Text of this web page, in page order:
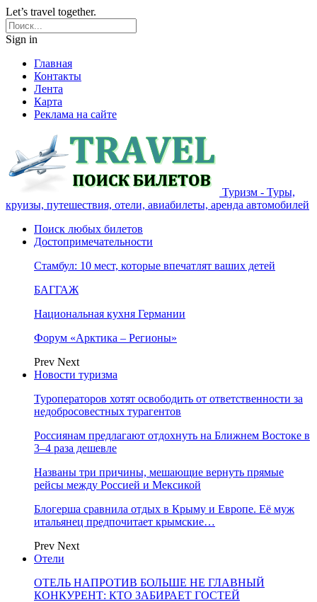
Let’s travel together.
Sign in
Главная
Контакты
Лента
Карта
Реклама на сайте
Туризм - Туры,
круизы, путешествия, отели, авиабилеты, аренда автомобилей
Поиск любых билетов
Достопримечательности
Стамбул: 10 мест, которые впечатлят ваших детей
БАГГАЖ
Национальная кухня Германии
Форум «Арктика – Регионы»
Prev Next
Новости туризма
Туроператоров хотят освободить от ответственности за
недобросовестных турагентов
Россиянам предлагают отдохнуть на Ближнем Востоке в
3–4 раза дешевле
Названы три причины, мешающие вернуть прямые
рейсы между Россией и Мексикой
Блогерша сравнила отдых в Крыму и Европе. Её муж
итальянец предпочитает крымские…
Prev Next
Отели
ОТЕЛЬ НАПРОТИВ БОЛЬШЕ НЕ ГЛАВНЫЙ
КОНКУРЕНТ: КТО ЗАБИРАЕТ ГОСТЕЙ